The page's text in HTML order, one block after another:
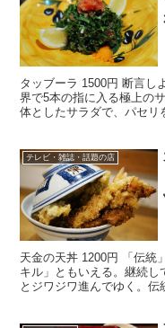
タッブーラ 1500円 断言し
界で5本の指に入る極上の
体としたサラダで、パセリ
テレビ・雑誌・話題の店
天金の天丼 1200円 「伝統
キル」ともいえる。継続
とジワジワ進んでゆく。伝